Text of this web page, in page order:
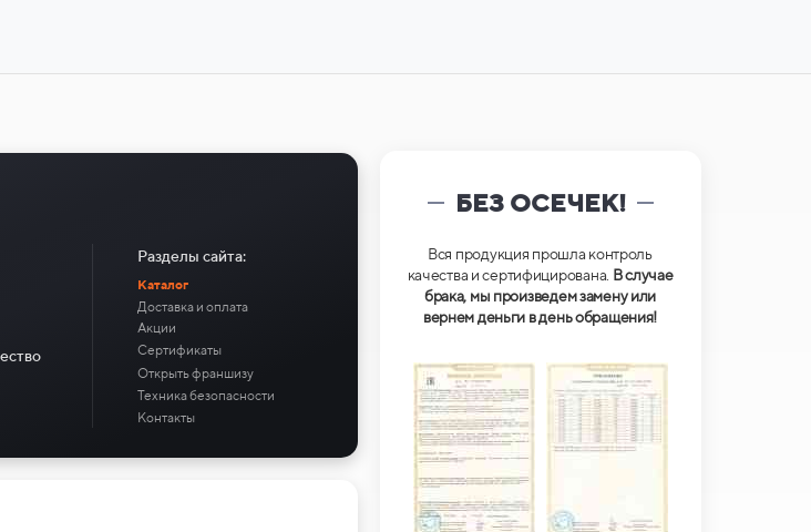
БЕЗ ОСЕЧЕК!
Вся продукция прошла контроль
качества и сертифицирована. В случае
брака, мы произведем замену или
вернем деньги в день обращения!
Разделы сайта:
Каталог
Техника безопасности
Доставка и оплата
Акции
Сертификаты
Открыть франшизу
Контакты